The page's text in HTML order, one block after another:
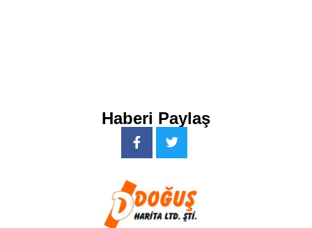
Haberi Paylaş